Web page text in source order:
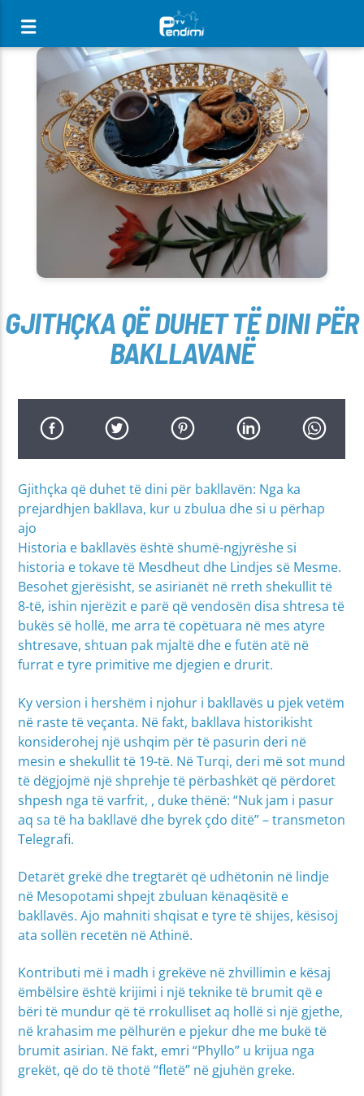
[There are no radio stations in the database]
GJITHÇKA QË DUHET TË DINI PËR
BAKLLAVANË
Gjithçka që duhet të dini për bakllavën: Nga ka
prejardhjen bakllava, kur u zbulua dhe si u përhap
ajo
Historia e bakllavës është shumë-ngjyrëshe si
historia e tokave të Mesdheut dhe Lindjes së Mesme.
Besohet gjerësisht, se asirianët në rreth shekullit të
8-të, ishin njerëzit e parë që vendosën disa shtresa të
bukës së hollë, me arra të copëtuara në mes atyre
shtresave, shtuan pak mjaltë dhe e futën atë në
furrat e tyre primitive me djegien e drurit.
Ky version i hershëm i njohur i bakllavës u pjek vetëm
në raste të veçanta. Në fakt, bakllava historikisht
konsiderohej një ushqim për të pasurin deri në
mesin e shekullit të 19-të. Në Turqi, deri më sot mund
të dëgjojmë një shprehje të përbashkët që përdoret
shpesh nga të varfrit, , duke thënë: “Nuk jam i pasur
aq sa të ha bakllavë dhe byrek çdo ditë” – transmeton
Telegrafi.
Detarët grekë dhe tregtarët që udhëtonin në lindje
në Mesopotami shpejt zbuluan kënaqësitë e
bakllavës. Ajo mahniti shqisat e tyre të shijes, kësisoj
ata sollën recetën në Athinë.
Kontributi më i madh i grekëve në zhvillimin e kësaj
ëmbëlsire është krijimi i një teknike të brumit që e
bëri të mundur që të rrokulliset aq hollë si një gjethe,
në krahasim me pëlhurën e pjekur dhe me bukë të
brumit asirian. Në fakt, emri “Phyllo” u krijua nga
grekët, që do të thotë “fletë” në gjuhën greke.